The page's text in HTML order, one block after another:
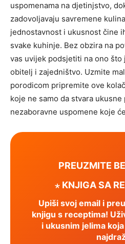
uspomenama na djetinjstvo,
zadovoljavaju savremene
jednostavnost i ukusnost čine
svake kuhinje. Bez obzira na
vas uvijek podsjetiti na ono što
obitelj i zajedništvo. Uzmite
porodicom pripremite ove
koje ne samo da stvara
nezaboravne uspomene koje
PREUZMITE
⋆ KNJIGA SA
Upiši svoj email i
knjigu s receptima!
i ukusnim jelima